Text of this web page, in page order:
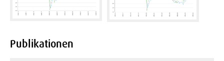
Publikationen